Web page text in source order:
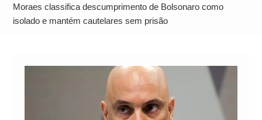
Operação Ágio: Ação policial na Bahia prende 14
suspeitos e mira rede ligada a ‘Zói de Gato’, do
Moraes classifica descumprimento de Bolsonaro como
isolado e mantém cautelares sem prisão